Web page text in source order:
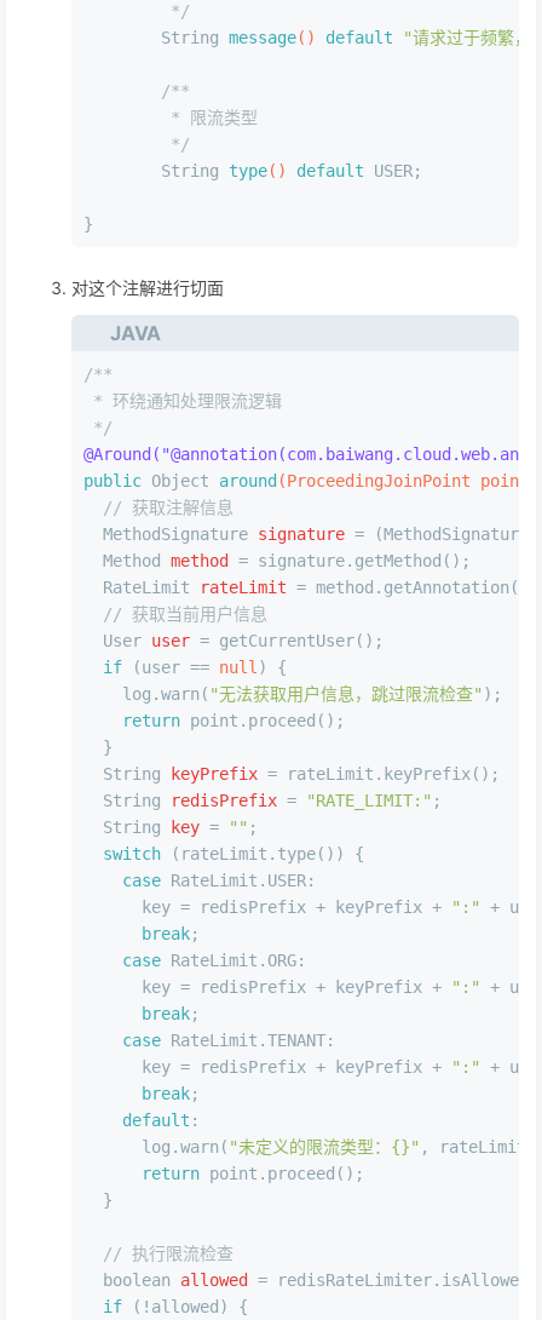
	 */
	String
message() default "请求过于频繁，
/**
	 * 限流类型
	 */
	String
type() default USER;
}
对这个注解进行切面
JAVA
/**
* 环绕通知处理限流逻辑
*/
public Object around (ProceedingJoinPoint point)
// 获取注解信息
MethodSignature signature =
Method
method = signature.getMethod();
RateLimit
rateLimit =
// 获取当前用户信息
User user = getCurrentUser();
if (user == null ) {
    log.warn(
"无法获取用户信息，跳过限流检查" );
return point.proceed();
  }
String
keyPrefix = rateLimit.keyPrefix();
String
redisPrefix = "RATE_LIMIT:" ;
String
key = "" ;
switch (rateLimit.type()) {
case RateLimit.USER:
      key = redisPrefix + keyPrefix +
":"
+
break;
case RateLimit.ORG:
      key = redisPrefix + keyPrefix +
":"
+
break;
case RateLimit.TENANT:
      key = redisPrefix + keyPrefix +
":"
+
break;
default :
      log.warn(
"未定义的限流类型：{}" ,
return point.proceed();
  }
// 执行限流检查
boolean
allowed =
if (!allowed) {